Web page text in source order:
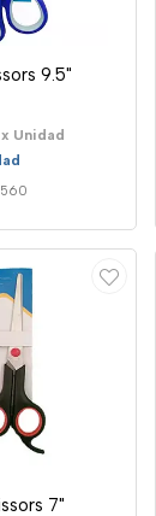
9.5"
x Unidad
7"